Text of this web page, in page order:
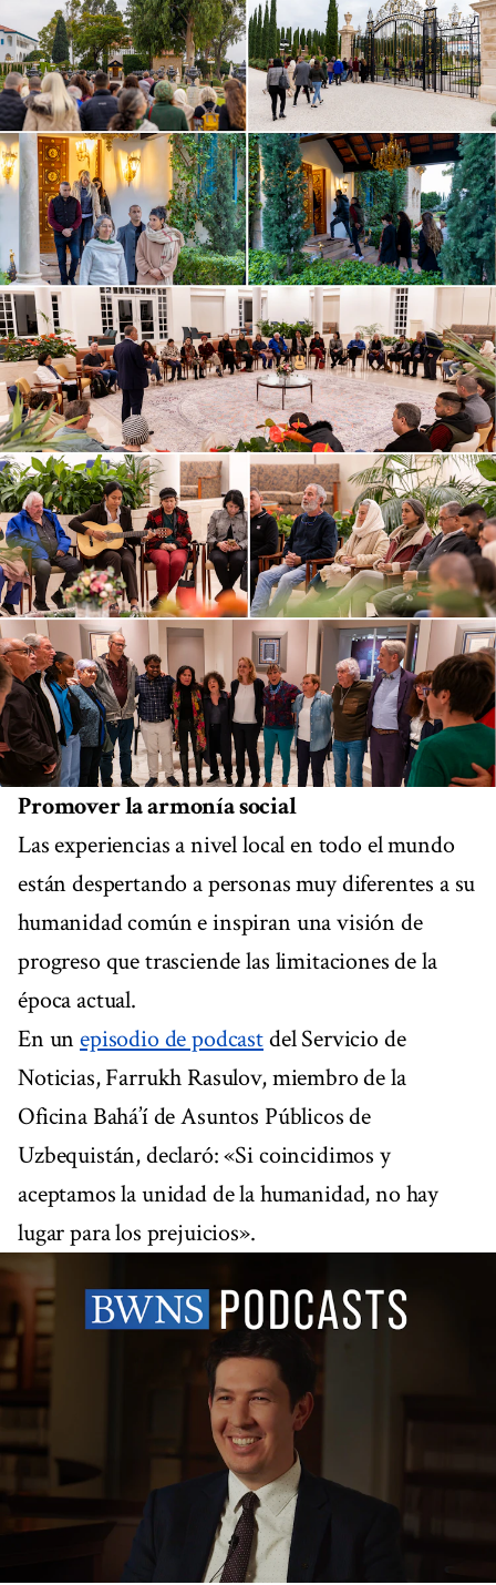
Promover la armonía social
Las experiencias a nivel local en todo el mundo
están despertando a personas muy diferentes a su
humanidad común e inspiran una visión de
progreso que trasciende las limitaciones de la
época actual.
En unepisodio de podcastdel Servicio de
Noticias, Farrukh Rasulov, miembro de la
Oficina Bahá’í de Asuntos Públicos de
Uzbequistán, declaró: «Si coincidimos y
aceptamos la unidad de la humanidad, no hay
lugar para los prejuicios».